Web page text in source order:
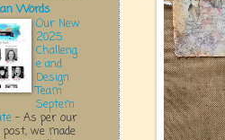
Words
Our New
2025
Challeng
e and
Design
Team
Septem
- As per our
we made